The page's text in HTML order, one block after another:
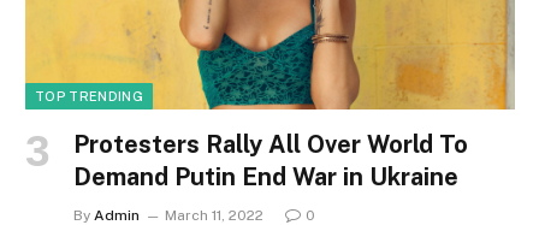
TOP TRENDING
Protesters Rally All Over World To
Demand Putin End War in Ukraine
By Admin March 11, 2022 0